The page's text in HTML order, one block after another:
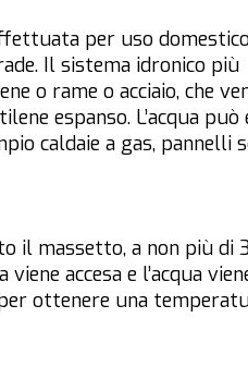
per uso
Il sistema idronico più
o rame o acciaio, che
espanso. L’acqua può
caldaie a gas, pannelli
il massetto, a non più di
accesa e l’acqua
ottenere una